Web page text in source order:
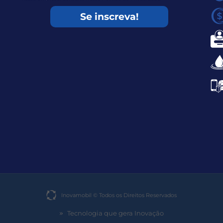
Se inscreva!
Inovamobil © Todos os Direitos Reservados​
» Tecnologia que gera Inovação